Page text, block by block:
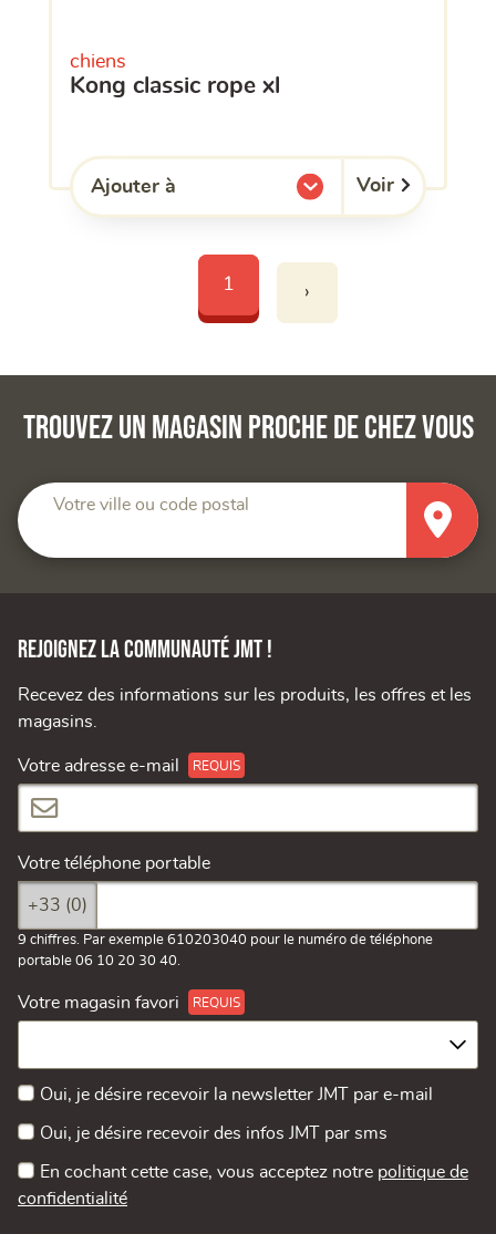
chiens
kong classic rope xl
Ajouter à
l'une de mes listes. Voir
1 ›
Trouvez un magasin proche de chez vous
Votre ville ou code postal
Rejoignez la communauté JMT !
Recevez des informations sur les produits, les offres et les
magasins.
Votre adresse e-mail
Votre téléphone portable
+33 (0)
9 chiffres. Par exemple 610203040 pour le numéro de téléphone
portable 06 10 20 30 40.
Votre magasin favori
Oui, je désire recevoir la newsletter JMT par e-mail
Oui, je désire recevoir des infos JMT par sms
En cochant cette case, vous acceptez notre politique de
confidentialité